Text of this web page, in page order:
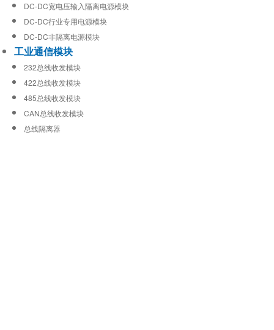
DC-DC宽电压输入隔离电源模块
DC-DC行业专用电源模块
DC-DC非隔离电源模块
工业通信模块
232总线收发模块
422总线收发模块
485总线收发模块
CAN总线收发模块
总线隔离器